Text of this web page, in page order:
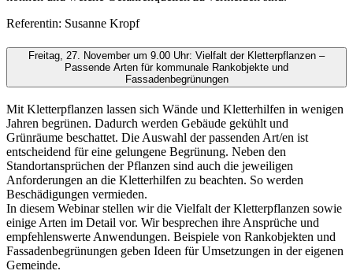
Referentin: Susanne Kropf
Freitag, 27. November um 9.00 Uhr: Vielfalt der Kletterpflanzen –
Passende Arten für kommunale Rankobjekte und
Fassadenbegrünungen
Mit Kletterpflanzen lassen sich Wände und Kletterhilfen in wenigen
Jahren begrünen. Dadurch werden Gebäude gekühlt und
Grünräume beschattet. Die Auswahl der passenden Art/en ist
entscheidend für eine gelungene Begrünung. Neben den
Standortansprüchen der Pflanzen sind auch die jeweiligen
Anforderungen an die Kletterhilfen zu beachten. So werden
Beschädigungen vermieden.
In diesem Webinar stellen wir die Vielfalt der Kletterpflanzen sowie
einige Arten im Detail vor. Wir besprechen ihre Ansprüche und
empfehlenswerte Anwendungen. Beispiele von Rankobjekten und
Fassadenbegrünungen geben Ideen für Umsetzungen in der eigenen
Gemeinde.